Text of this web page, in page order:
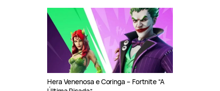
Hera Venenosa e Coringa – Fortnite “A